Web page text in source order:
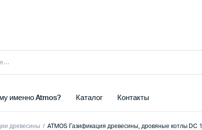
именно Atmos? Каталог Контакты
древесины ATMOS Газификация древесины, дровяные котлы DC